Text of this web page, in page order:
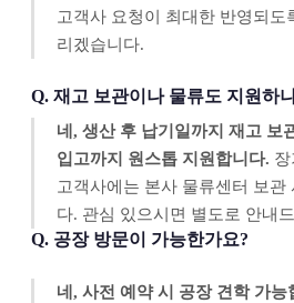
고객사 요청이 최대한 반영되도
리겠습니다.
Q. 재고 보관이나 물류도 지원하
네, 생산 후 납기일까지 재고 보
입고까지 원스톱 지원합니다. 장
고객사에는 본사 물류센터 보관
다. 관심 있으시면 별도로 안내
Q. 공장 방문이 가능한가요?
네, 사전 예약 시 공장 견학 가능